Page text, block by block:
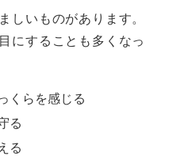
しいものがあります。
にすることも多くなっ
くらを感じる
る
る